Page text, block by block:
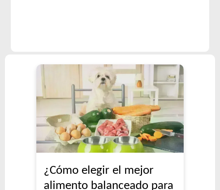
¿Cómo elegir el mejor
alimento balanceado para